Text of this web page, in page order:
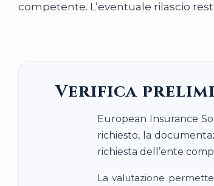
competente. L’eventuale rilascio
Verifica
European Insurance
richiesto, la
richiesta dell’ente
La valutazione